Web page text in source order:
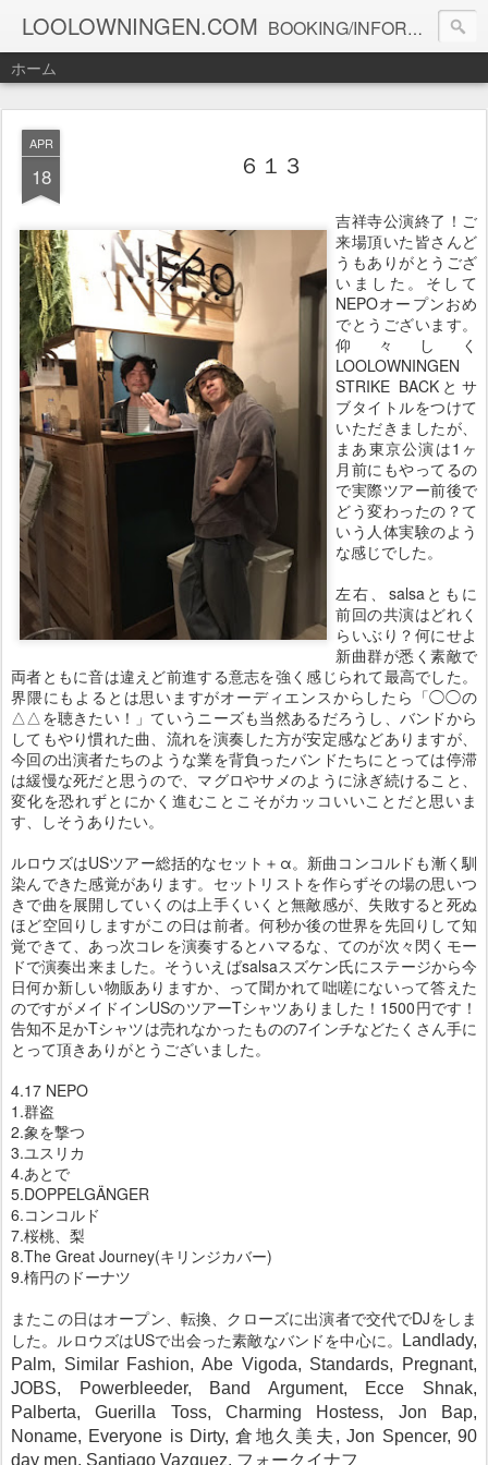
LOOLOWNINGEN.COM BOOKING/INFORMATION info@loolowningen.com
ホーム
APR
18 ６１３
吉祥寺公演終了！ご
来場頂いた皆さんど
うもありがとうござ
いました。そして
NEPOオープンおめ
でとうございます。
仰々しく
LOOLOWNINGEN
STRIKE BACKとサ
ブタイトルをつけて
いただきましたが、
まあ東京公演は1ヶ
月前にもやってるの
で実際ツアー前後で
どう変わったの？て
いう人体実験のよう
な感じでした。
左右、salsaともに
前回の共演はどれく
らいぶり？何にせよ
新曲群が悉く素敵で
両者ともに音は違えど前進する意志を強く感じられて最高でした。
界隈にもよるとは思いますがオーディエンスからしたら「◯◯の
△△を聴きたい！」ていうニーズも当然あるだろうし、バンドから
してもやり慣れた曲、流れを演奏した方が安定感などありますが、
今回の出演者たちのような業を背負ったバンドたちにとっては停滞
は緩慢な死だと思うので、マグロやサメのように泳ぎ続けること、
変化を恐れずとにかく進むことこそがカッコいいことだと思いま
す、しそうありたい。
ルロウズはUSツアー総括的なセット＋α。新曲コンコルドも漸く馴
染んできた感覚があります。セットリストを作らずその場の思いつ
きで曲を展開していくのは上手くいくと無敵感が、失敗すると死ぬ
ほど空回りしますがこの日は前者。何秒か後の世界を先回りして知
覚できて、あっ次コレを演奏するとハマるな、てのが次々閃くモー
ドで演奏出来ました。そういえばsalsaスズケン氏にステージから今
日何か新しい物販ありますか、って聞かれて咄嗟にないって答えた
のですがメイドインUSのツアーTシャツありました！1500円です！
告知不足かTシャツは売れなかったものの7インチなどたくさん手に
とって頂きありがとうございました。
4.17 NEPO
1.群盗
2.象を撃つ
3.ユスリカ
4.あとで
5.DOPPELGÄNGER
6.コンコルド
7.桜桃、梨
8.The Great Journey(キリンジカバー)
9.楕円のドーナツ
またこの日はオープン、転換、クローズに出演者で交代でDJをしま
した。ルロウズはUSで出会った素敵なバンドを中心に。
Landlady,
Palm, Similar Fashion, Abe Vigoda, Standards, Pregnant,
JOBS, Powerbleeder, Band Argument, Ecce Shnak,
Palberta, Guerilla Toss, Charming Hostess, Jon Bap,
Noname, Everyone is Dirty, 倉地久美夫, Jon Spencer, 90
day men, Santiago Vazquez, フォークイナフ